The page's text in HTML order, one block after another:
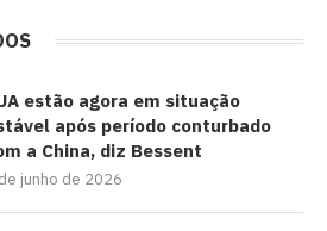
estão agora em situação
após período conturbado
a China, diz Bessent
junho de 2026